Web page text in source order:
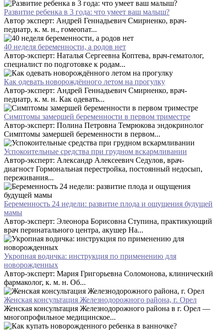
Развитие ребенка в 3 года: что умеет ваш малыш?
Автор эксперт: Андрей Геннадьевич Смирненко, врач-
педиатр, к. м. н., гомеопат...
40 неделя беременности, а родов нет
Автор-эксперт: Наталья Сергеевна Коптева, врач-гематолог,
специалист по подготовке к родам...
Как одевать новорождённого летом на прогулку
Автор-эксперт: Андрей Геннадьевич Смирненко, врач-
педиатр, к. м. н. Как одевать...
Симптомы замершей беременности в первом триместре
Автор-эксперт: Полина Петровна Темрюкова эндокринолог
Симптомы замершей беременности в первом...
Успокоительные средства при грудном вскармливании
Автор-эксперт: Александр Алексеевич Седулов, врач-
диагност Гормональная перестройка, постоянный недосып,
переживания...
Беременность 24 недели: развитие плода и ощущения будущей
мамы
Автор-эксперт: Элеонора Борисовна Ступина, практикующий
врач перинатального центра, акушер На...
Укропная водичка: инструкция по применению для
новорожденных
Автор-эксперт: Мария Григорьевна Соломонова, клинический
фармаколог, к. м. н. Об...
Женская консультация Железнодорожного района, г. Орел
Женская консультация Железнодорожного района в г. Орел —
многопрофильное медицинское...